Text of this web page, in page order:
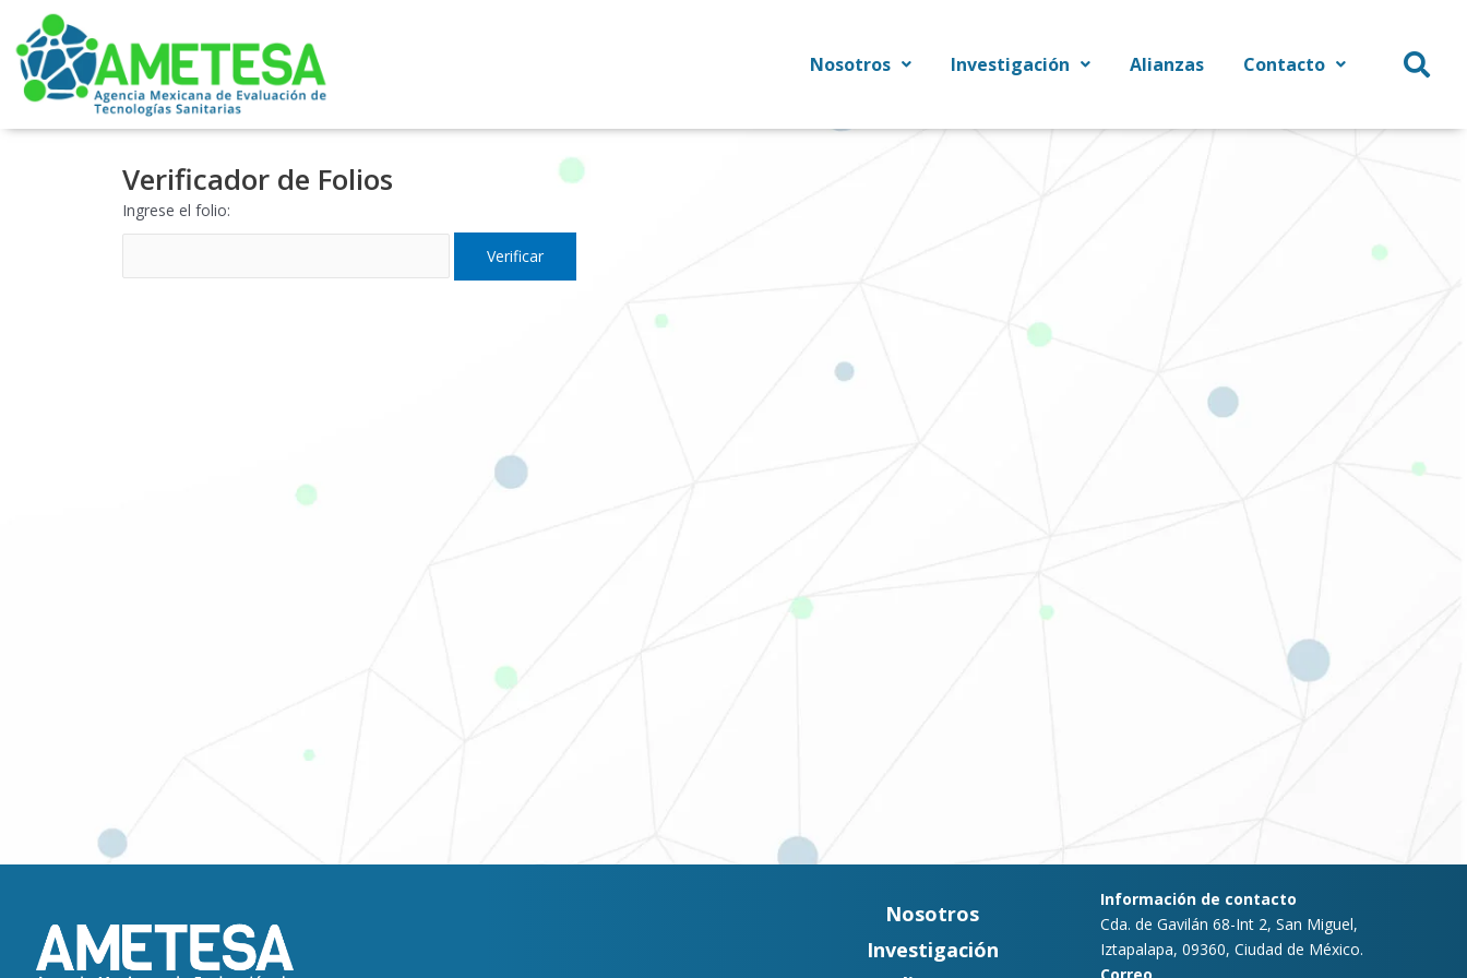
contenido
Nosotros Investigación Alianzas Contacto
Verificador de Folios
Ingrese el folio:
Nosotros
Investigación
Información de contacto
Cda. de Gavilán 68-Int 2, San Miguel,
Iztapalapa, 09360, Ciudad de México.
Correo